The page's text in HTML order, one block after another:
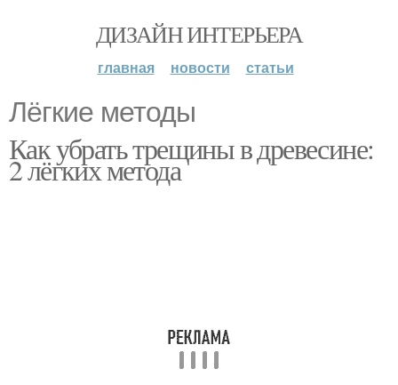
ДИЗАЙН ИНТЕРЬЕРА
главная новости статьи
Лёгкие методы
Как убрать трещины в древесине:
2 лёгких метода